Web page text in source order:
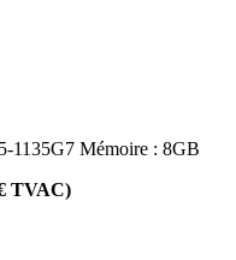
1135G7 Mémoire : 8GB
TVAC)